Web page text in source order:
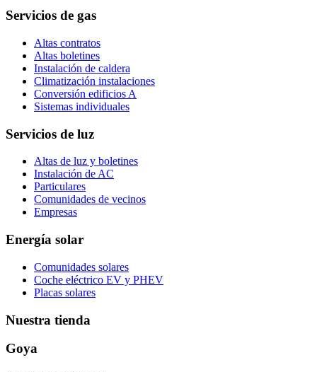
Servicios de gas
Altas contratos
Altas boletines
Instalación de caldera
Climatización instalaciones
Conversión edificios A
Sistemas individuales
Servicios de luz
Altas de luz y boletines
Instalación de AC
Particulares
Comunidades de vecinos
Empresas
Energía solar
Comunidades solares
Coche eléctrico EV y PHEV
Placas solares
Nuestra tienda
Goya